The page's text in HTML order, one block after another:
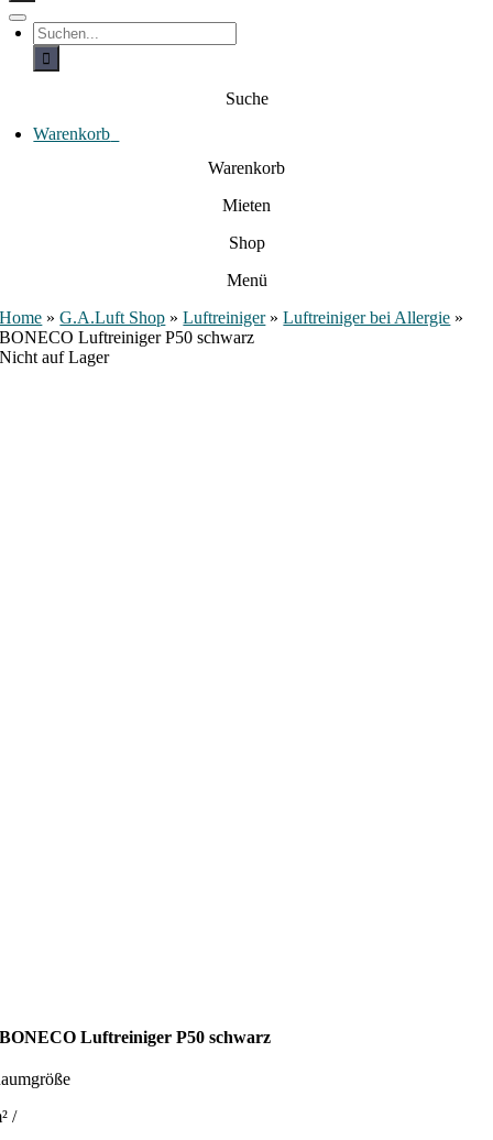
hT
o
a
S
u
h
c
h
Suche
Warenkorb
Warenkorb
Mieten
Shop
Menü
Home »G.A.Luft Shop »Luftreiniger»Luftreiniger bei Allergie »
BONECO Luftreiniger P50 schwarz
Nicht auf Lager
BONECO Luftreiniger P50 schwarz
/